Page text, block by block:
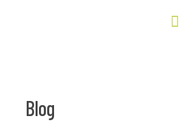
Blog